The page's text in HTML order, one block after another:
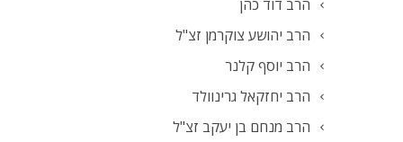
הרב דוד כהן
הרב יהושע צוקרמן זצ"ל
הרב יוסף קלנר
הרב יחזקאל גרינוולד
הרב מנחם בן יעקב זצ"ל